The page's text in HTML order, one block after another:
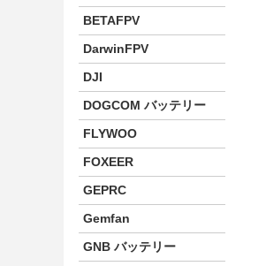
BETAFPV
DarwinFPV
DJI
DOGCOM バッテリー
FLYWOO
FOXEER
GEPRC
Gemfan
GNB バッテリー